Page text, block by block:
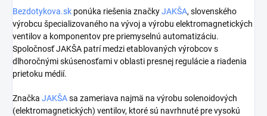
Bezdotykova.sk ponúka riešenia značkyJAKŠA, slovenského
výrobcu špecializovaného na vývoj a výrobu elektromagnetických
ventilov a komponentov pre priemyselnú automatizáciu.
Spoločnosť JAKŠA patrí medzi etablovaných výrobcov s
dlhoročnými skúsenosťami v oblasti presnej regulácie a riadenia
prietoku médií.
Značka JAKŠAsa zameriava najmä na výrobu solenoidových
(elektromagnetických) ventilov, ktoré sú navrhnuté pre vysokú